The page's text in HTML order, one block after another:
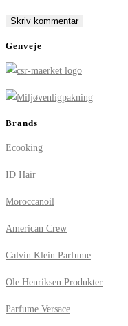
totoURL
Genveje
Brands
Ecooking
ID Hair
Moroccanoil
American Crew
Calvin Klein Parfume
Ole Henriksen Produkter
Parfume Versace